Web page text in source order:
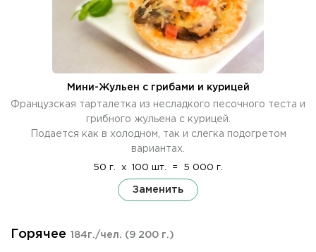
Мини-Жульен с грибами и курицей
Французская тарталетка из несладкого песочного теста и
грибного жульена с курицей.
Подается как в холодном, так и слегка подогретом
вариантах.
50 г. x 100 шт. = 5 000 г.
Заменить
Горячее 184г./чел. (9 200 г.)